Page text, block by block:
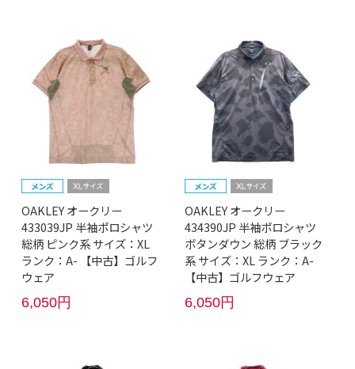
OAKLEY オークリー
433039JP 半袖ポロシャツ
総柄 ピンク系 サイズ：XL
ランク：A- 【中古】ゴルフ
ウェア
6,050円
OAKLEY オークリー
434390JP 半袖ポロシャツ
ボタンダウン 総柄 ブラック
系 サイズ：XL ランク：A-
【中古】ゴルフウェア
6,050円